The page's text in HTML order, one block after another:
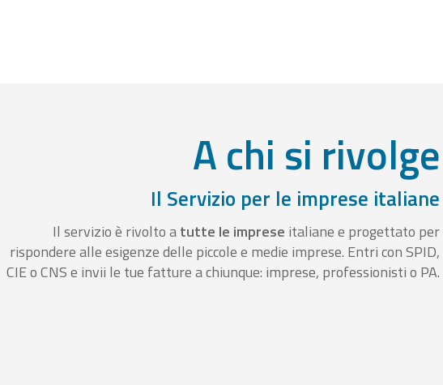
A chi si rivolge
Il Servizio per le imprese italiane
Il servizio è rivolto atutte le imprese italiane e progettato per
rispondere alle esigenze delle piccole e medie imprese. Entri con SPID,
CIE o CNS e invii le tue fatture a chiunque: imprese, professionisti o PA.